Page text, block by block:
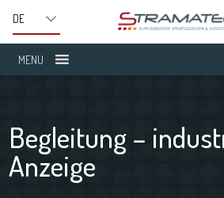
MENU
Begleitung –
Anzeige